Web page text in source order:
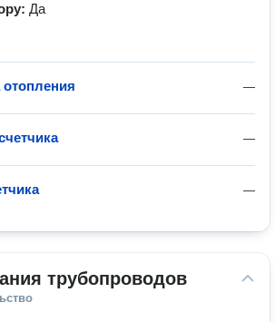
Да
—
отопления
—
—
трубопроводов